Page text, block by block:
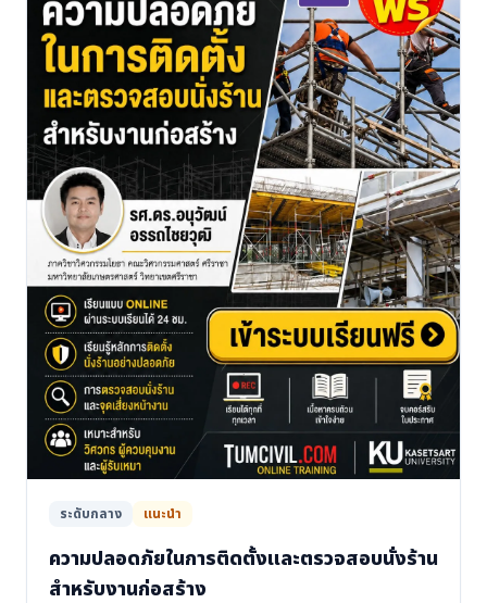
ระดับกลาง แนะนำ
ความปลอดภัยในการติดตั้งและตรวจสอบนั่งร้าน
สำหรับงานก่อสร้าง